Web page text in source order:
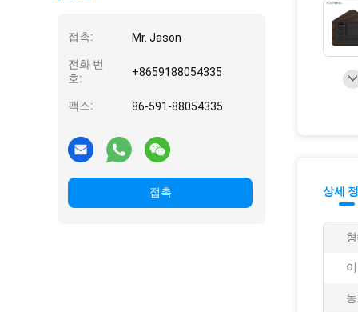
접촉: Mr. Jason
전화 번
호:
+8659188054335
팩스: 86-591-88054335
접촉 상세